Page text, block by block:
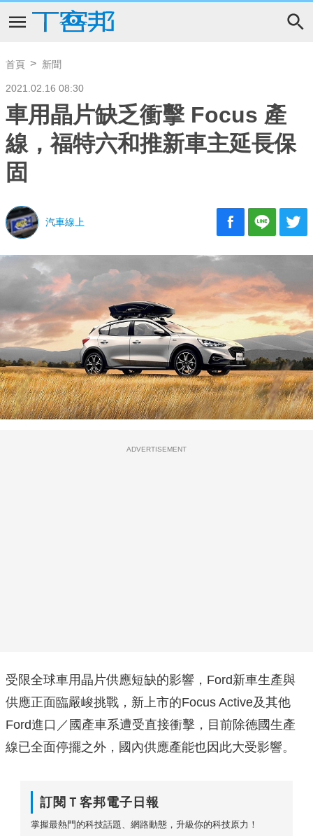
首頁 新聞
2021.02.16 08:30
車用晶片缺乏衝擊 Focus 產
線，福特六和推新車主延長保
固
汽車線上
ADVERTISEMENT
受限全球車用晶片供應短缺的影響，Ford新車生產與
供應正面臨嚴峻挑戰，新上市的Focus Active及其他
Ford進口／國產車系遭受直接衝擊，目前除德國生產
線已全面停擺之外，國內供應產能也因此大受影響。
訂閱Ｔ客邦電子日報
掌握最熱門的科技話題、網路動態，升級你的科技原力！